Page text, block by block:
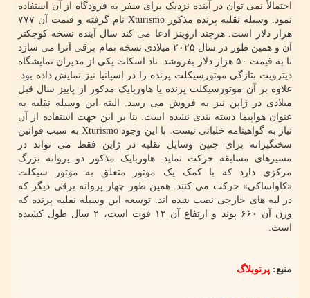
احتمالاً نمی توان در آینده نزدیک برای سفر به فرودگاه از آن استفاده
نمود. وسیله نقلیه پرنده مذکور Xturismo نام گرفته و قیمت آن ۷۷۷
هزار دلار است. هرچند اروینز ادعا می کند سال آینده نسخه کوچکتر
آن و همین طور در سال ۲۰۲۵ میلادی نسخه تمام برقی آنرا می سازد
تا به قیمت ۵۰ هزار دلار بفروشد. تاد اسکات یکی از مدیران نمایشگاه
دیترویت بتازگی موتورسیکلت پرنده را در اسپانیا نیز نمایش داده بود.
علاوه بر آن موتورسیکلت پرنده یا هاوربایک مذکور از پاییز سال قبل
میلادی در ژاپن نیز به فروش می رسد. البته این وسیله نقلیه به
عنوان هواپیما دسته بندی نشده است. بنا بر این جهت استفاده از آن
نیاز به گواهینامه خلبانی نیست. با این وجود Xturismo به سبب قوانین
سختگیرانه برای چنین وسایل نقلیه در ژاپن فقط می تواند در
مسیرهای مسابقه حرکت نماید. هاوربایک مذکور دو پروانه بزرگ
مرکزی دارد که با کمک یک موتور متعلق به موتور سیکلت
«کاواساکی» حرکت می کنند. همین طور چهار پروانه برقی دیگر که
در لبه های خارجی نصب شده اند. توسعه این وسیله نقلیه پرنده که
وزن آن ۶۶۰ پوند و ارتفاع آن ۱۲ فوت است، ۲ سال طول کشیده
است.
منبع: پرتوبلاگ